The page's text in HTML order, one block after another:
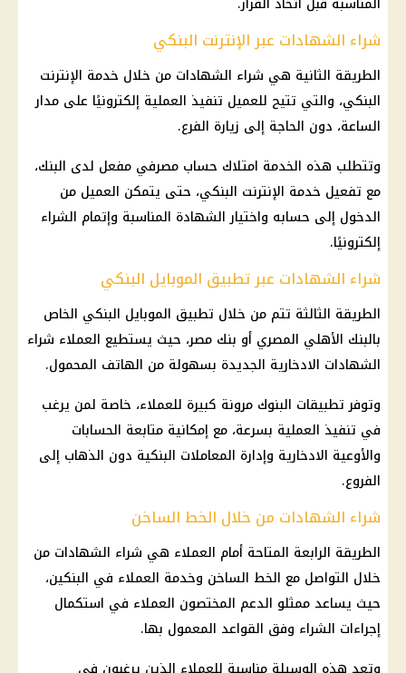
شراء الشهادات عبر الإنترنت البنكي
الطريقة الثانية هي شراء الشهادات من خلال خدمة الإنترنت
البنكي، والتي تتيح للعميل تنفيذ العملية إلكترونيًا على مدار
الساعة، دون الحاجة إلى زيارة الفرع.
وتتطلب هذه الخدمة امتلاك حساب مصرفي مفعل لدى البنك،
مع تفعيل خدمة الإنترنت البنكي، حتى يتمكن العميل من
الدخول إلى حسابه واختيار الشهادة المناسبة وإتمام الشراء
إلكترونيًا.
شراء الشهادات عبر تطبيق الموبايل البنكي
الطريقة الثالثة تتم من خلال تطبيق الموبايل البنكي الخاص
بالبنك الأهلي المصري أو بنك مصر، حيث يستطيع العملاء شراء
الشهادات الادخارية الجديدة بسهولة من الهاتف المحمول.
وتوفر تطبيقات البنوك مرونة كبيرة للعملاء، خاصة لمن يرغب
في تنفيذ العملية بسرعة، مع إمكانية متابعة الحسابات
والأوعية الادخارية وإدارة المعاملات البنكية دون الذهاب إلى
الفروع.
شراء الشهادات من خلال الخط الساخن
الطريقة الرابعة المتاحة أمام العملاء هي شراء الشهادات من
خلال التواصل مع الخط الساخن وخدمة العملاء في البنكين،
حيث يساعد ممثلو الدعم المختصون العملاء في استكمال
إجراءات الشراء وفق القواعد المعمول بها.